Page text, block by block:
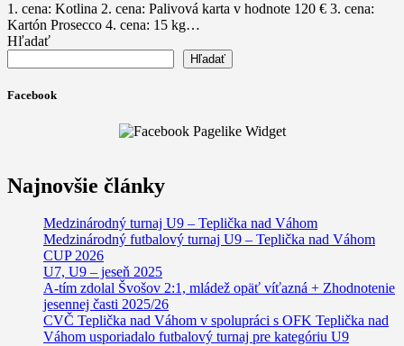
1. cena: Kotlina 2. cena: Palivová karta v hodnote 120 € 3. cena:
Kartón Prosecco 4. cena: 15 kg…
Hľadať
Hľadať
Facebook
Najnovšie články
Medzinárodný turnaj U9 – Teplička nad Váhom
Medzinárodný futbalový turnaj U9 – Teplička nad Váhom
CUP 2026
U7, U9 – jeseň 2025
A-tím zdolal Švošov 2:1, mládež opäť víťazná + Zhodnotenie
jesennej časti 2025/26
CVČ Teplička nad Váhom v spolupráci s OFK Teplička nad
Váhom usporiadalo futbalový turnaj pre kategóriu U9